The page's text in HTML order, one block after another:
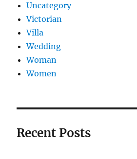
Uncategory
Victorian
Villa
Wedding
Woman
Women
Recent Posts